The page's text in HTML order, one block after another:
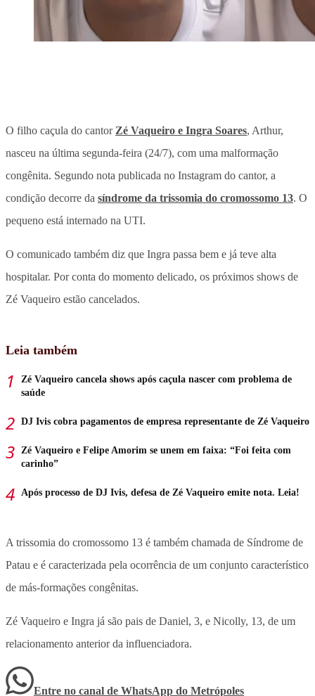
O filho caçula do cantor Zé Vaqueiro e Ingra Soares, Arthur,
nasceu na última segunda-feira (24/7), com uma malformação
congênita. Segundo nota publicada no Instagram do cantor, a
condição decorre da síndrome da trissomia do cromossomo 13. O
pequeno está internado na UTI.
O comunicado também diz que Ingra passa bem e já teve alta
hospitalar. Por conta do momento delicado, os próximos shows de
Zé Vaqueiro estão cancelados.
Leia também
Zé Vaqueiro cancela shows após caçula nascer com problema de
saúde
DJ Ivis cobra pagamentos de empresa representante de Zé Vaqueiro
Zé Vaqueiro e Felipe Amorim se unem em faixa: “Foi feita com
carinho”
Após processo de DJ Ivis, defesa de Zé Vaqueiro emite nota. Leia!
A trissomia do cromossomo 13 é também chamada de Síndrome de
Patau e é caracterizada pela ocorrência de um conjunto característico
de más-formações congênitas.
Zé Vaqueiro e Ingra já são pais de Daniel, 3, e Nicolly, 13, de um
relacionamento anterior da influenciadora.
Entre no canal de WhatsApp do Metrópoles